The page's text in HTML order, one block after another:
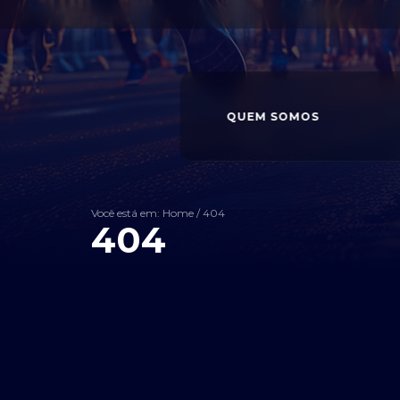
QUEM SOMOS
Você está em: Home / 404
404